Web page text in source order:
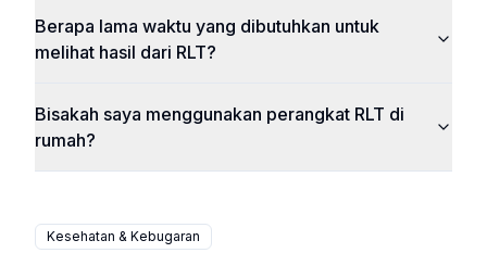
Berapa lama waktu yang dibutuhkan untuk
melihat hasil dari RLT?
Bisakah saya menggunakan perangkat RLT di
rumah?
Kesehatan & Kebugaran